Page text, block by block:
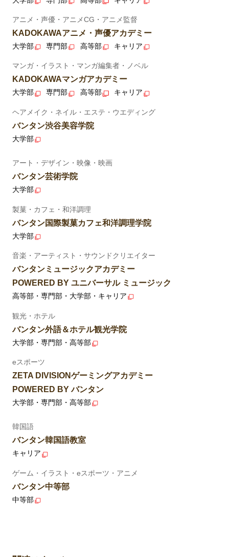
アニメ・声優・アニメCG・アニメ監督
KADOKAWAアニメ・声優アカデミー
大学部 専門部 高等部 キャリア
マンガ・イラスト・マンガ編集者・ノベル
KADOKAWAマンガアカデミー
大学部 専門部 高等部 キャリア
ヘアメイク・ネイル・エステ・ウエディング
バンタン渋谷美容学院
大学部
アート・デザイン・映像・映画
バンタン芸術学院
大学部
製菓・カフェ・和洋調理
バンタン国際製菓カフェ和洋調理学院
大学部
音楽・アーティスト・サウンドクリエイター
バンタンミュージックアカデミー
POWERED BY ユニバーサル ミュージック
高等部・専門部・大学部・キャリア
観光・ホテル
バンタン外語＆ホテル観光学院
大学部・専門部・高等部
eスポーツ
ZETA DIVISIONゲーミングアカデミー
POWERED BY バンタン
大学部・専門部・高等部
韓国語
バンタン韓国語教室
キャリア
ゲーム・イラスト・eスポーツ・アニメ
バンタン中等部
中等部